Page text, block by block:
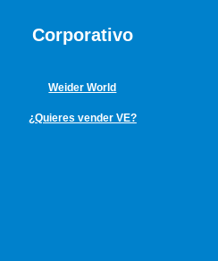
Corporativo
Weider World
¿Quieres vender VE?